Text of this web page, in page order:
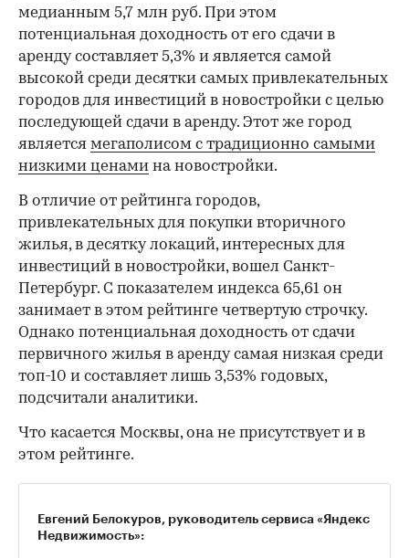
медианным 5,7 млн руб. При этом
потенциальная доходность от его сдачи в
аренду составляет 5,3% и является самой
высокой среди десятки самых привлекательных
городов для инвестиций в новостройки с целью
последующей сдачи в аренду. Этот же город
является мегаполисом с традиционно самыми
низкими ценами на новостройки.
В отличие от рейтинга городов,
привлекательных для покупки вторичного
жилья, в десятку локаций, интересных для
инвестиций в новостройки, вошел Санкт-
Петербург. С показателем индекса 65,61 он
занимает в этом рейтинге четвертую строчку.
Однако потенциальная доходность от сдачи
первичного жилья в аренду самая низкая среди
топ-10 и составляет лишь 3,53% годовых,
подсчитали аналитики.
Что касается Москвы, она не присутствует и в
этом рейтинге.
Евгений Белокуров, руководитель сервиса «Яндекс
Недвижимость»: